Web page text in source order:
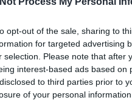
opt-out of the sale, sharing to
for targeted advertising
selection. Please note that after
interest-based ads based
to third parties prior to
of your personal
TOVÁBB
antal ingatlanpanama